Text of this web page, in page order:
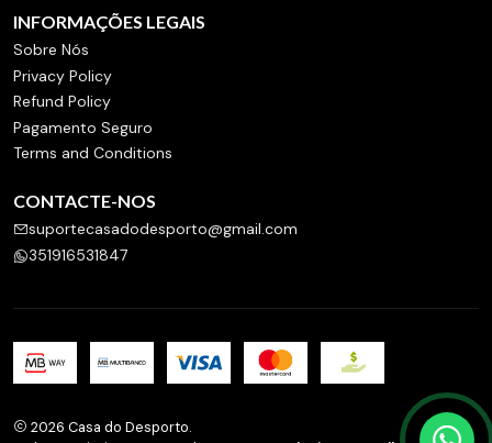
INFORMAÇÕES LEGAIS
Sobre Nós
Privacy Policy
Refund Policy
Pagamento Seguro
Terms and Conditions
CONTACTE-NOS
suportecasadodesporto@gmail.com
351916531847
2026 Casa do Desporto.